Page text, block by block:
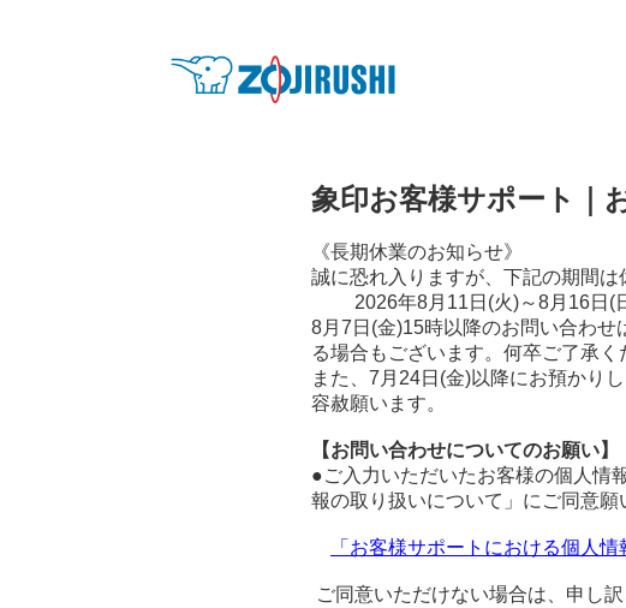
象印お客様サポート｜
《長期休業のお知らせ
誠に恐れ入りますが、下記の期間は
2026年8月11日(火)～8
8月7日(金)15時以降のお問い合わ
る場合もございます。何卒
また、7月24日(金)以降にお預かり
容赦願います。
【お問い合わせについてのお願い】
●ご入力いただいたお客様の個人情
報の取り扱いについて」にご同意願
「お客様サポートにおける個人情
ご同意いただけない場合は、申し